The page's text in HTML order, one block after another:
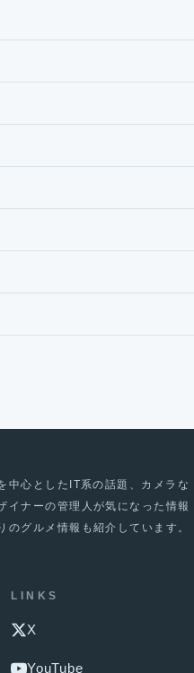
中心としたIT系の話題、カメラな
イナーの管理人が気になった情報
グルメ情報も紹介しています。
LINKS
X
YouTube